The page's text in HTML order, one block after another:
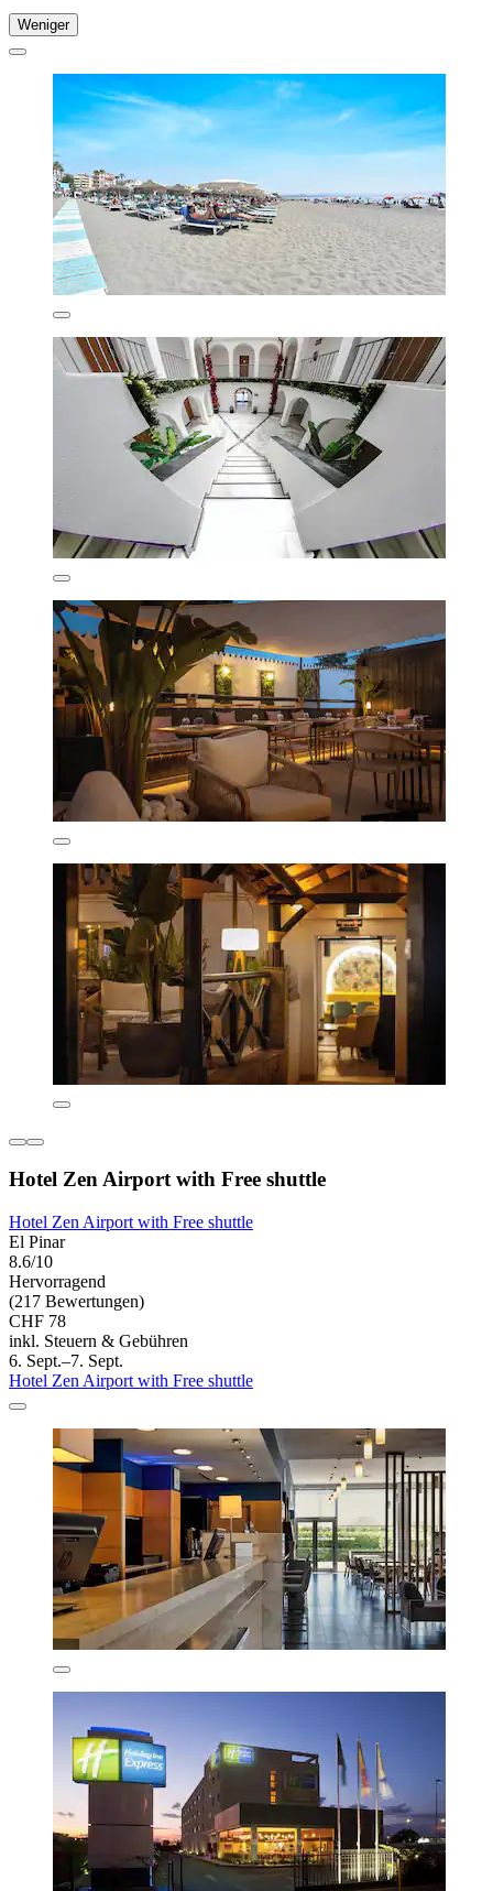
Weniger
Hotel Zen Airport with Free shuttle
Hotel Zen Airport with Free shuttle
El Pinar
8.6/10
Hervorragend
(217 Bewertungen)
CHF 78
inkl. Steuern & Gebühren
6. Sept.–7. Sept.
Hotel Zen Airport with Free shuttle